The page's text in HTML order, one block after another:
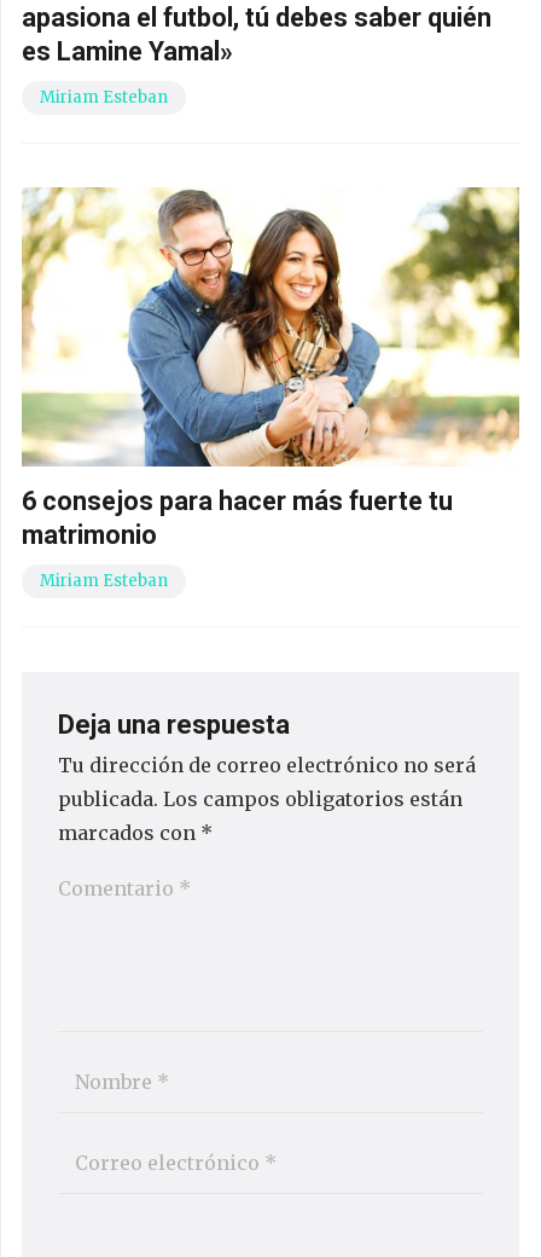
apasiona el futbol, tú debes saber quién
es Lamine Yamal»
Miriam Esteban
6 consejos para hacer más fuerte tu
matrimonio
Miriam Esteban
Deja una respuesta
Tu dirección de correo electrónico no será
publicada. Los campos obligatorios están
marcados con *